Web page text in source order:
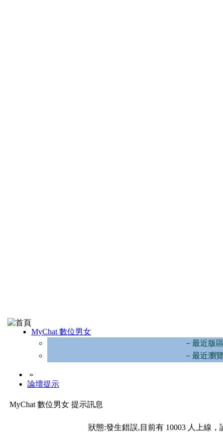
MyChat 數位男女
－最近版
－最近瀏
»
論壇提示
MyChat 數位男女 提示訊息
狀態:發生錯誤,目前有 10003 人上線